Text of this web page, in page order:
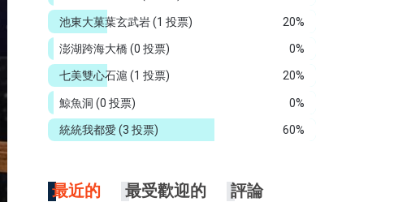
20%
池東大菓葉玄武岩(1 投票)
0%
澎湖跨海大橋(0 投票)
20%
七美雙心石滬 (1 投票)
0%
鯨魚洞 (0 投票)
60%
統統我都愛 (3 投票)
最近的 最受歡迎的 評論